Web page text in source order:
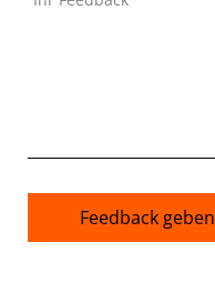
Feedback geben